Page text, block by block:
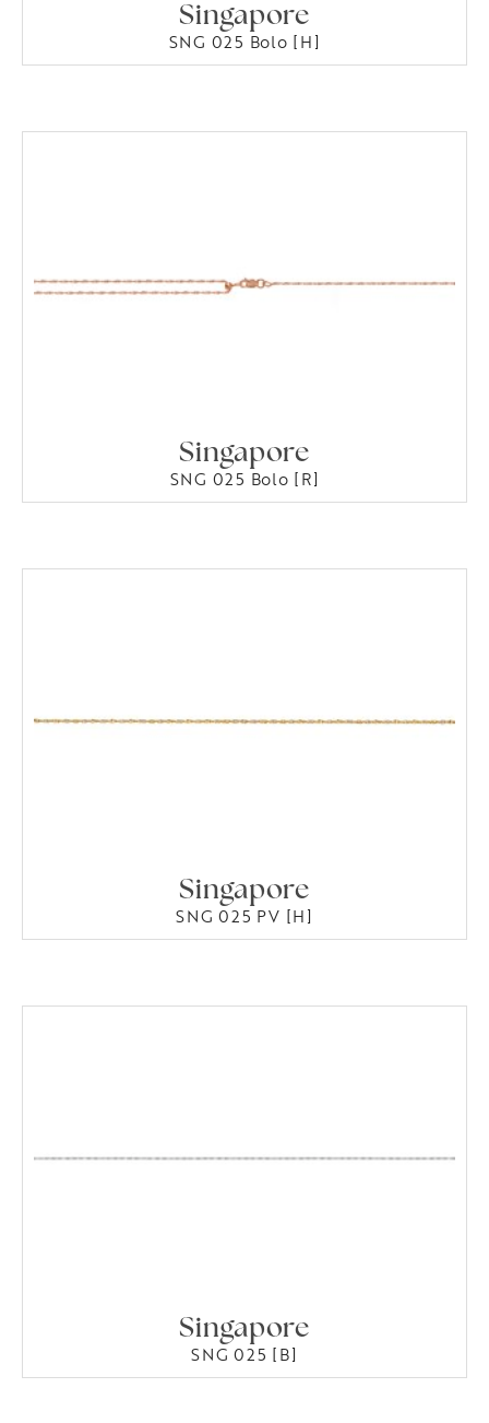
Singapore
SNG 025 Bolo [H]
Singapore
SNG 025 Bolo [R]
Singapore
SNG 025 PV [H]
Singapore
SNG 025 [B]